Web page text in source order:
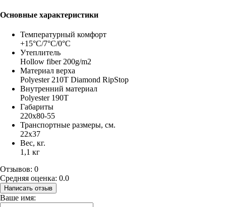
Основные характеристики
Температурный комфорт
+15°C/7°C/0°C
Утеплитель
Hollow fiber 200g/m2
Материал верха
Polyester 210T Diamond RipStop
Внутренний материал
Polyester 190T
Габариты
220x80-55
Транспортные размеры, см.
22x37
Вес, кг.
1,1 кг
Отзывов: 0
Средняя оценка: 0.0
Написать отзыв
Ваше имя: